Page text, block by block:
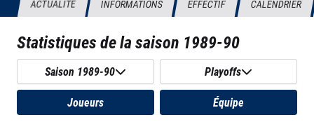
ACTUALITÉ INFORMATIONS EFFECTIF CALENDRIER
Statistiques de la saison 1989-90
Saison 1989-90 Playoffs
Joueurs Équipe